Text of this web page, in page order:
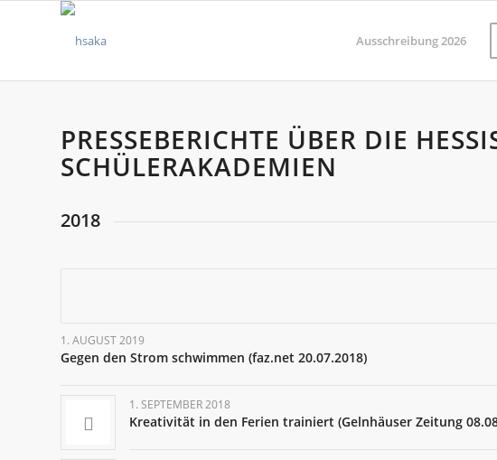
Ausschreibung 2026
PRESSEBERICHTE ÜBER DIE
SCHÜLERAKADEMIEN
2018
1. AUGUST 2019
Gegen den Strom schwimmen (faz.net 20.07.2018)
1. SEPTEMBER 2018
Kreativität in den Ferien trainiert (Gelnhäuser Zeitung